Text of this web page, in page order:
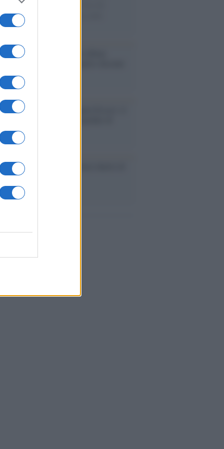
di carta, il rapporto con i fan che
a cercarlo e la bellezza delle
e dei gatti.
/
"Timeless", il nuovo album
/
Croce
/Love Sensation, il primo duetto di
e Kylie Minogue